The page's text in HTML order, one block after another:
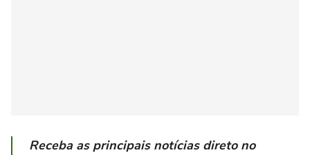
Receba as principais notícias direto no